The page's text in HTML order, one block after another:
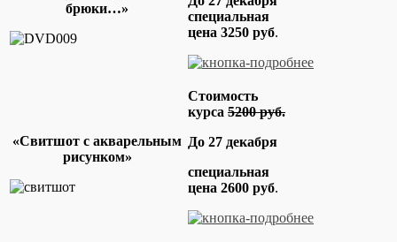
брюки…»
специальная
цена 3250 руб.
«Свитшот с акварельным
рисунком»
Стоимость
курса 5200 руб.
До 27 декабря
специальная
цена 2600 руб.